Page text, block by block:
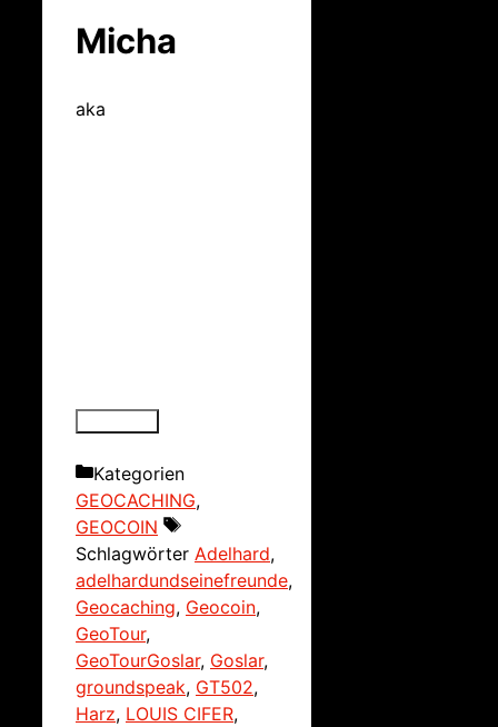
Micha
aka
Kategorien
GEOCACHING,
GEOCOIN
Schlagwörter Adelhard,
adelhardundseinefreunde,
Geocaching, Geocoin,
GeoTour,
GeoTourGoslar, Goslar,
groundspeak, GT502,
Harz, LOUIS CIFER,